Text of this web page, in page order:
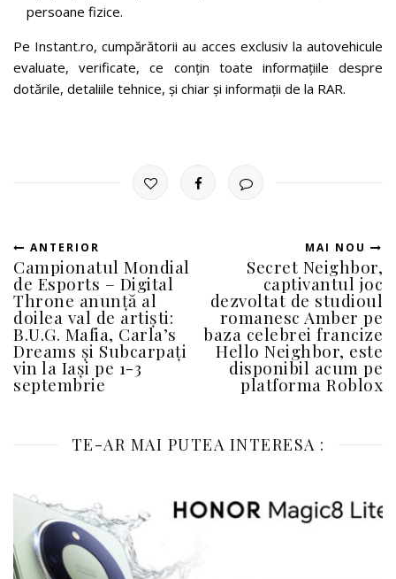
persoane fizice.
Pe Instant.ro, cumpărătorii au acces exclusiv la autovehicule
evaluate, verificate, ce conțin toate informațiile despre
dotările, detaliile tehnice, și chiar și informații de la RAR.
ANTERIOR
Campionatul Mondial
de Esports – Digital
Throne anunță al
doilea val de artiști:
B.U.G. Mafia, Carla’s
Dreams și Subcarpați
vin la Iași pe 1-3
septembrie
MAI NOU
Secret Neighbor,
captivantul joc
dezvoltat de studioul
romanesc Amber pe
baza celebrei francize
Hello Neighbor, este
disponibil acum pe
platforma Roblox
TE-AR MAI PUTEA INTERESA :